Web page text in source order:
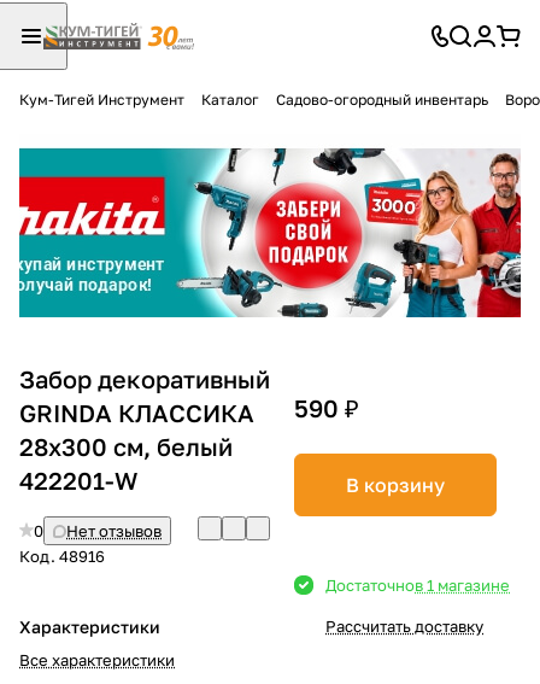
Кум-Тигей Инструмент Каталог Садово-огородный инвентарь
Забор декоративный
GRINDA КЛАССИКА
28х300 см, белый
422201-W
0
Нет отзывов
Код. 48916
Характеристики
Все характеристики
590 ₽
В корзину
Достаточнов 1 магазине
Рассчитать доставку
Разбейте
оплатуна части
без переплат
График платежей
Сегодня
25%